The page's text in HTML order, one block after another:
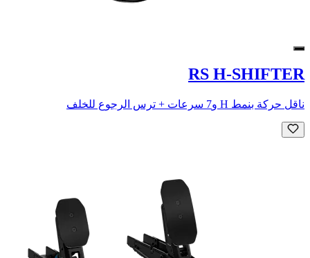
RS H-SHIFTER
ناقل حركة بنمط H و7 سرعات + ترس الرجوع للخلف